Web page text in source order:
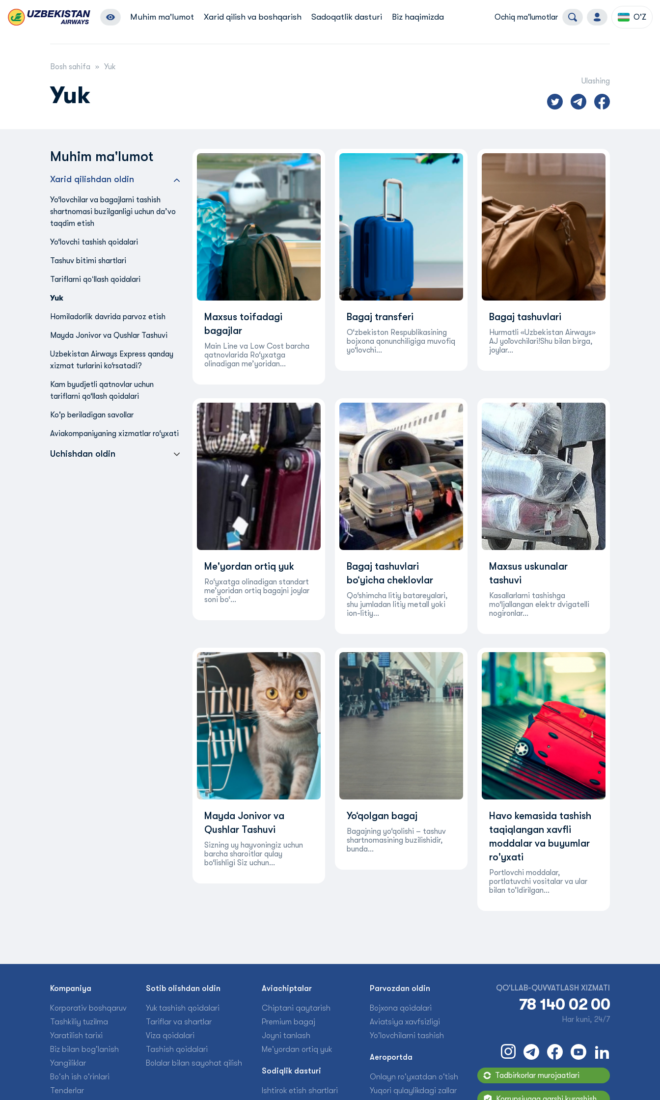
Muhim ma'lumot Xarid qilish va boshqarish Sadoqatlik dasturi Biz haqimizda Ochiq ma'lumotlar O'Z
Bosh sahifa Yuk
Yuk
Ulashing
Muhim ma'lumot
Xarid qilishdan oldin
Yo‘lovchilar va bagajlarni tashish
shartnomasi buzilganligi uchun da’vo
taqdim etish
Yo‘lovchi tashish qoidalari
Tashuv bitimi shartlari
Tariflarni qoʻllash qoidalari
Yuk
Homiladorlik davrida parvoz etish
Mayda Jonivor va Qushlar Tashuvi
Uzbekistan Airways Express qanday
xizmat turlarini ko‘rsatadi?
Kam byudjetli qatnovlar uchun
tariflarni qo‘llash qoidalari
Ko'p beriladigan savollar
Aviakompaniyaning xizmatlar ro‘yxati
Uchishdan oldin
Maxsus toifadagi
bagajlar
Main Line va Low Cost barcha
qatnovlarida Ro‘yxatga
olinadigan me’yoridan…
Bagaj transferi
O‘zbekiston Respublikasining
bojxona qonunchiligiga muvofiq
yo‘lovchi…
Bagaj tashuvlari
Hurmatli «Uzbekistan Airways»
АJ yo`lovchilari!Shu bilan birga,
joylar…
Me'yordan ortiq yuk
Ro‘yxatga olinadigan standart
me’yoridan ortiq bagajni joylar
soni bo‘…
Bagaj tashuvlari
bo‘yicha chеklovlar
Qo‘shimcha litiy batareyalari,
shu jumladan litiy metall yoki
ion-litiy…
Maxsus uskunalar
tashuvi
Kasallarlarni tashishga
mo‘ljallangan elektr dvigatelli
nogironlar…
Mayda Jonivor va
Qushlar Tashuvi
Sizning uy hayvoningiz uchun
barcha sharoitlar qulay
bo‘lishligi Siz uchun…
Yo‘qolgan bagaj
Bagajning yo‘qolishi – tashuv
shartnomasining buzilishidir,
bunda…
Havo kemasida tashish
taqiqlangan xavfli
moddalar va buyumlar
ro'yxati
Portlovchi moddalar,
portlatuvchi vositalar va ular
bilan to’ldirilgan…
Kompaniya
Korporativ boshqaruv
Tashkiliy tuzilma
Yaratilish tarixi
Biz bilan bog'lanish
Yangiliklar
Bo'sh ish o'rinlari
Tenderlar
Sotib olishdan oldin
Yuk tashish qoidalari
Tariflar va shartlar
Viza qoidalari
Tashish qoidalari
Bolalar bilan sayohat qilish
Aviachiptalar
Chiptani qaytarish
Premium bagaj
Joyni tanlash
Me'yordan ortiq yuk
Sodiqlik dasturi
Ishtirok etish shartlari
Parvozdan oldin
Bojxona qoidalari
Aviatsiya xavfsizligi
Yo'lovchilarni tashish
Aeroportda
Onlayn ro'yxatdan o'tish
Yuqori qulaylikdagi zallar
QO'LLAB-QUVVATLASH XIZMATI
78 140 02 00
Har kuni, 24/7
Tadbirkorlar murojaatlari